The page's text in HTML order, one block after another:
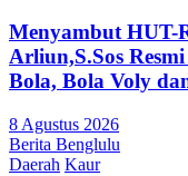
Menyambut HUT-
Arliun,S.Sos
Bola, Bola Voly
8 Agustus 2026
Berita Benglulu
Daerah Kaur